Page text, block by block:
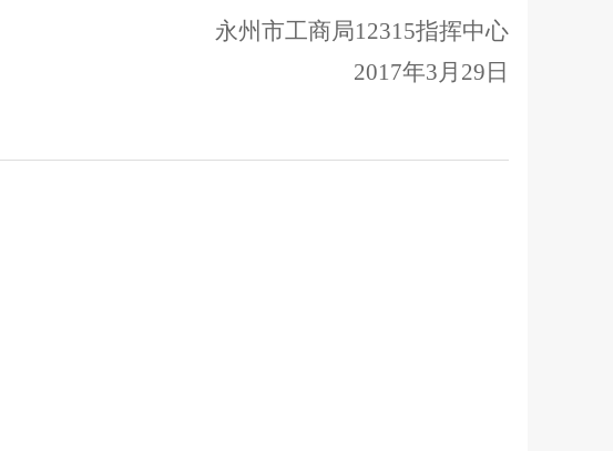
永州市工商局12315指挥中心
2017年3月29 日